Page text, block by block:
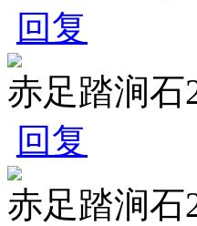
回复
赤足踏涧石
回复
赤足踏涧石